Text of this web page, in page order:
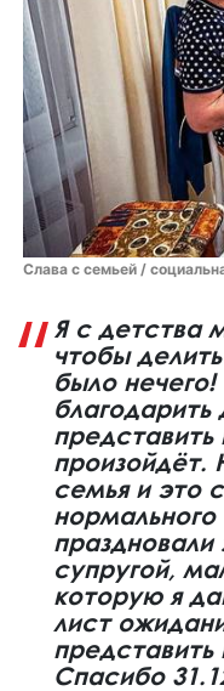
Слава с семьей /
Я с детства
чтобы
было
представить
произойдёт.
семья и это
супругой,
которую я
лист
представить
Спасибо